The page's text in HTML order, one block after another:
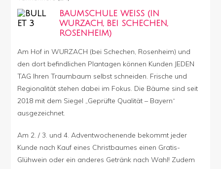
BAUMSCHULE WEISS (IN
WURZACH, BEI SCHECHEN,
ROSENHEIM)
Am Hof in WURZACH (bei Schechen, Rosenheim) und
den dort befindlichen Plantagen können Kunden JEDEN
TAG Ihren Traumbaum selbst schneiden. Frische und
Regionalität stehen dabei im Fokus. Die Bäume sind seit
2018 mit dem Siegel „Geprüfte Qualität – Bayern“
ausgezeichnet.
Am 2. / 3. und 4. Adventwochenende bekommt jeder
Kunde nach Kauf eines Christbaumes einen Gratis-
Glühwein oder ein anderes Getränk nach Wahl! Zudem